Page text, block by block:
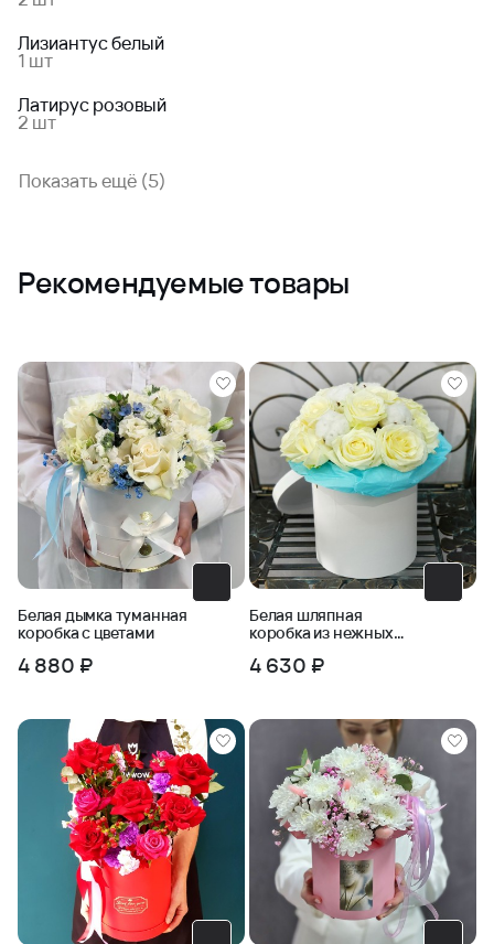
Лизиантус белый
1 шт
Латирус розовый
2 шт
Показать ещё (5)
Рекомендуемые товары
Белая дымка туманная
коробка с цветами
4 880 ₽
Белая шляпная
коробка из нежных
4 630 ₽